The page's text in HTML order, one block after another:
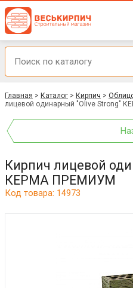
Главная > Каталог > Кирпич >
лицевой одинарный "Olive Strong"
Кирпич лицевой
КЕРМА ПРЕМИУМ
Код товара: 14973